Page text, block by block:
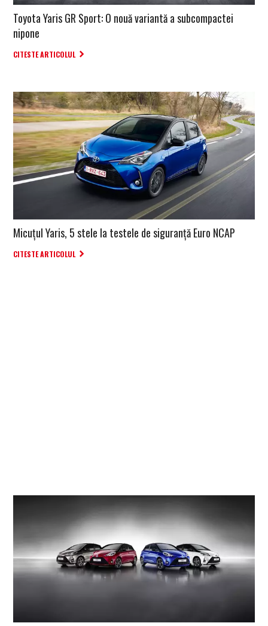
Toyota Yaris GR Sport: O nouă variantă a subcompactei
nipone
CITESTE ARTICOLUL
Micuțul Yaris, 5 stele la testele de siguranță Euro NCAP
CITESTE ARTICOLUL